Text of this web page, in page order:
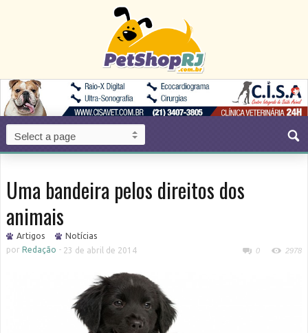
Uma bandeira pelos direitos dos
animais
Artigos
Notícias
por Redação - 23 de abril de 2014 0 2978